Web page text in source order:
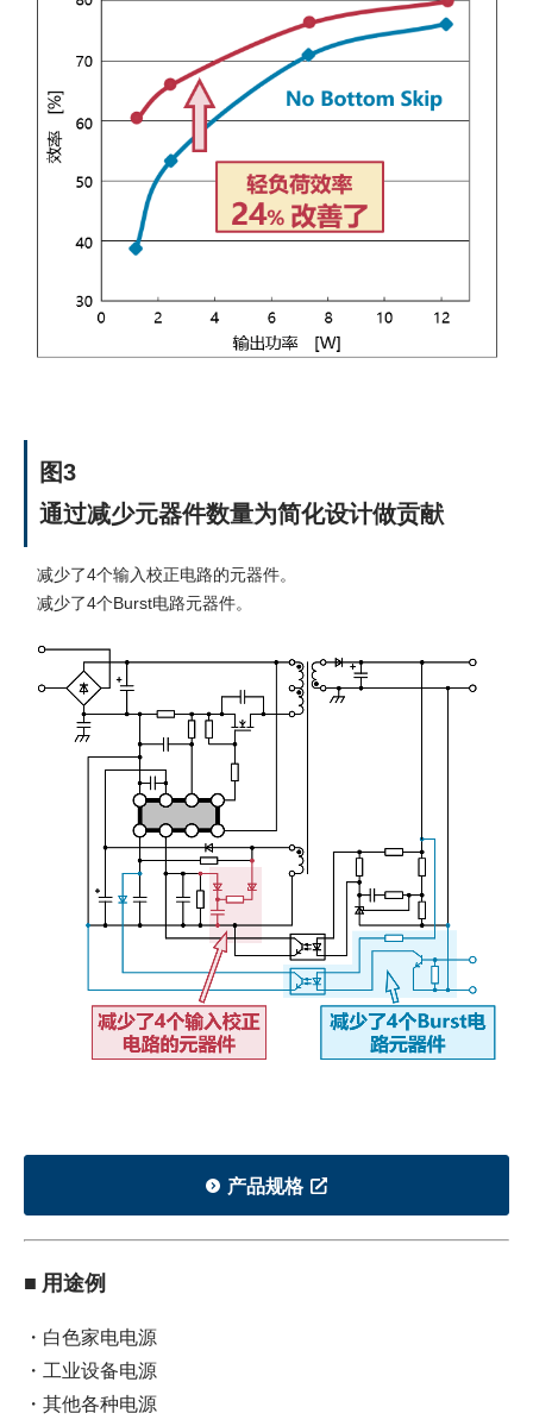
图3
通过减少元器件数量为简化设计做贡献
减少了4个输入校正电路的元器件。
减少了4个Burst电路元器件。
产品规格
■ 用途例
・白色家电电源
・工业设备电源
・其他各种电源